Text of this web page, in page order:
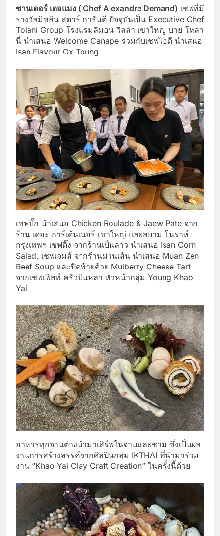
ซานเดอร์ เดอแมง ( Chef Alexandre Demand) เชฟที่มี
รางวัลมิชลิน สตาร์ การันตี ปัจจุบันเป็น Executive Chef
Tolani Group โรงแรมลิมอน วิลล่า เขาใหญ่ บาย โทลา
นี่ นำเสนอ Welcome Canape ร่วมกับเชฟไอดี นำเสนอ
Isan Flavour Ox Toung
เชฟบิ๊ก นำเสนอ Chicken Roulade & Jaew Pate จาก
ร้าน เดอะ การ์เด้นเนอร์ เขาใหญ่ และสยาม โนราห์
กรุงเทพฯ เชฟติ๊ง จากร้านเป็นลาว นำเสนอ Isan Corn
Salad, เชฟเจมส์ จากร้านม่วนเส้น นำเสนอ Muan Zen
Beef Soup และปิดท้ายด้วย Mulberry Cheese Tart
จากเชฟเฟิสท์ ครัวบินหลา หัวหน้ากลุ่ม Young Khao
Yai
อาหารทุกจานต่างนำมาเสิร์ฟในจานและชาม ซึ่งเป็นผล
งานการสร้างสรรค์จากศิลปินกลุ่ม IKTHAI ที่นำมาร่วม
งาน “Khao Yai Clay Craft Creation” ในครั้งนี้ด้วย